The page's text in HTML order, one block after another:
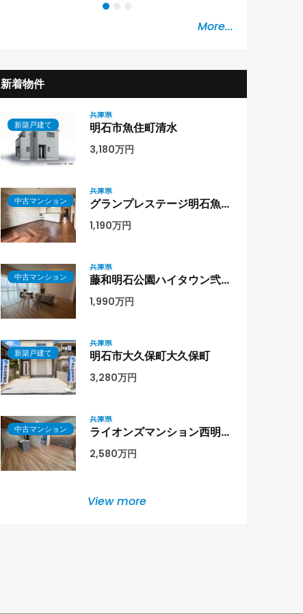
More...
新着物件
新築戸建て
兵庫県
明石市魚住町清水
3,180万円
中古マンション
兵庫県
グランプレステージ明石魚住8階部分
1,190万円
中古マンション
兵庫県
藤和明石公園ハイタウン弐号棟 9階部分
1,990万円
新築戸建て
兵庫県
明石市大久保町大久保町
3,280万円
中古マンション
兵庫県
ライオンズマンション西明石第二1階部分
2,580万円
View more